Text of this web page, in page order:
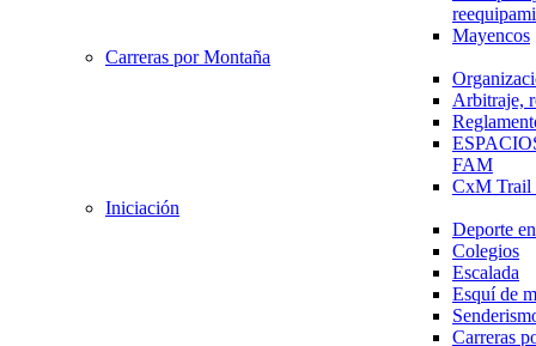
Mayencos
Carreras por Montaña
Arbitraje,
FAM
CxM
Iniciación
Deporte
Colegios
Escalada
Esquí de
Carreras